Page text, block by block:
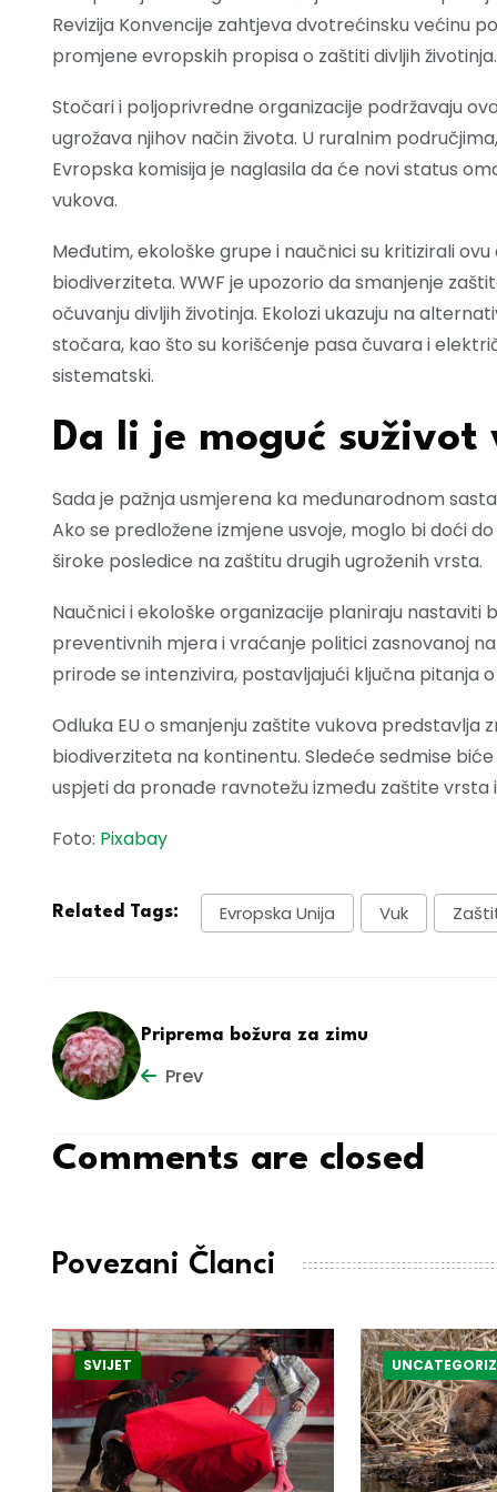
Revizija Konvencije zahtjeva dvotrećinsku većinu
promjene evropskih propisa o zaštiti divljih životinja.
Stočari i poljoprivredne organizacije podržavaju
ugrožava njihov način života. U ruralnim
Evropska komisija je naglasila da će novi status
vukova.
Međutim, ekološke grupe i naučnici su kritizirali
biodiverziteta. WWF je upozorio da smanjenje
očuvanju divljih životinja. Ekolozi ukazuju na
stočara, kao što su korišćenje pasa čuvara i
sistematski.
Da li je moguć suživot
Sada je pažnja usmjerena ka međunarodnom
Ako se predložene izmjene usvoje, moglo bi doći
široke posledice na zaštitu drugih ugroženih vrsta.
Naučnici i ekološke organizacije planiraju
preventivnih mjera i vraćanje politici zasnovanoj
prirode se intenzivira, postavljajući ključna pitanja
Odluka EU o smanjenju zaštite vukova
biodiverziteta na kontinentu. Sledeće sedmise
uspjeti da pronađe ravnotežu između zaštite
Foto: Pixabay
Related Tags: Evropska Unija Vuk
Priprema božura za zimu
Prev
Comments are closed
Povezani Članci
SVIJET